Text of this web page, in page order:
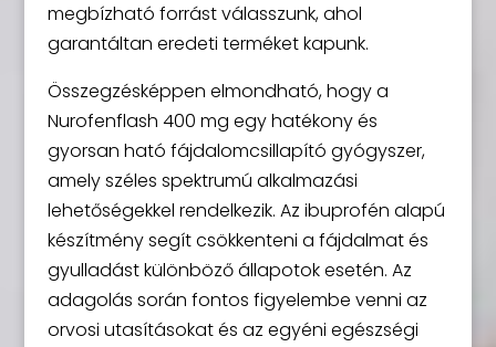
megbízható forrást válasszunk, ahol
garantáltan eredeti terméket kapunk.
Összegzésképpen elmondható, hogy a
Nurofenflash 400 mg egy hatékony és
gyorsan ható fájdalomcsillapító gyógyszer,
amely széles spektrumú alkalmazási
lehetőségekkel rendelkezik. Az ibuprofén alapú
készítmény segít csökkenteni a fájdalmat és
gyulladást különböző állapotok esetén. Az
adagolás során fontos figyelembe venni az
orvosi utasításokat és az egyéni egészségi